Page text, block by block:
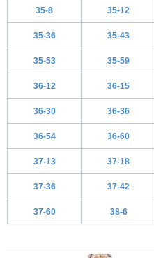
35-8 35-12
35-36 35-43
35-53 35-59
36-12 36-15
36-30 36-36
36-54 36-60
37-13 37-18
37-36 37-42
37-60 38-6